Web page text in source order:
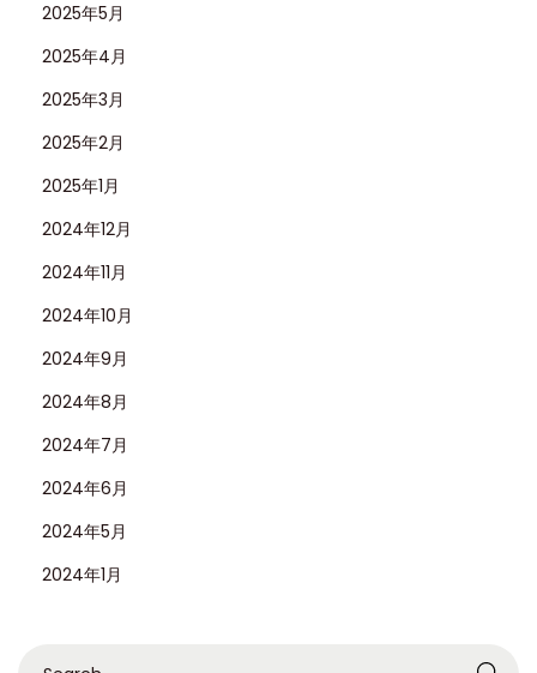
2025年5月
2025年4月
2025年3月
2025年2月
2025年1月
2024年12月
2024年11月
2024年10月
2024年9月
2024年8月
2024年7月
2024年6月
2024年5月
2024年1月